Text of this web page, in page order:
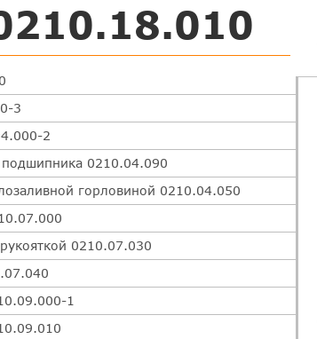
1
1-03
3
2
подшипника 0210.04.090
горловиной 0210.04.050
0210.07.030
1